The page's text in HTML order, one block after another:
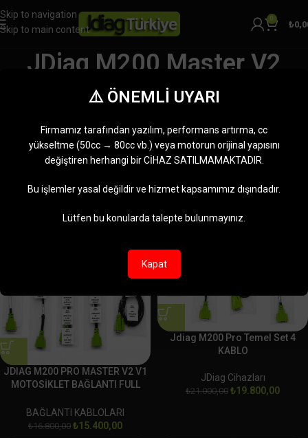
Skip to navigation
Skip to main content
0
₺
JDiag M200 Master V2
Ürünler “JDiag M200 Master V2” olarak etiketlendi
Kenar çubuğunu göster
JDIAG M200 PRO MASTER V2 V1
MOTOSİKLET BAĞLANTI FULL
BAĞLANTI KABLOLARI
₺16.800,00 ₺15.400,00
Jdiag M200 Pro Temel Set 4
KABLO
JDiag Cihazları
₺21.000,00 ₺19.800,00
⚠️ ÖNEMLİ UYARI
Firmamız tarafından yazılım, performans artırma, cc
yükseltme (50cc → 80cc vb.) veya motorun orijinal yapısını
değiştiren herhangi bir CİHAZ SATILMAMAKTADIR.
Bu işlemler yasal değildir ve hizmet kapsamımız dışındadır.
Lütfen bu konularda talepte bulunmayınız.
Kapat